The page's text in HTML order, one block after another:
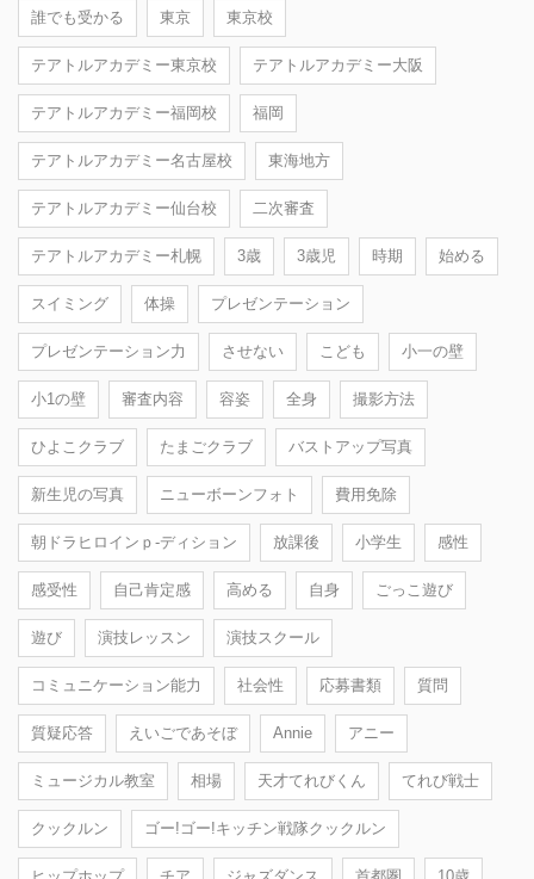
誰でも受かる 東京 東京校
テアトルアカデミー東京校 テアトルアカデミー大阪
テアトルアカデミー福岡校 福岡
テアトルアカデミー名古屋校 東海地方
テアトルアカデミー仙台校 二次審査
テアトルアカデミー札幌 3歳 3歳児 時期 始める
スイミング 体操 プレゼンテーション
プレゼンテーション力 させない こども 小一の壁
小1の壁 審査内容 容姿 全身 撮影方法
ひよこクラブ たまごクラブ バストアップ写真
新生児の写真 ニューボーンフォト 費用免除
朝ドラヒロインｐ-ディション 放課後 小学生 感性
感受性 自己肯定感 高める 自身 ごっこ遊び
遊び 演技レッスン 演技スクール
コミュニケーション能力 社会性 応募書類 質問
質疑応答 えいごであそぼ Annie アニー
ミュージカル教室 相場 天才てれびくん てれび戦士
クックルン ゴー!ゴー!キッチン戦隊クックルン